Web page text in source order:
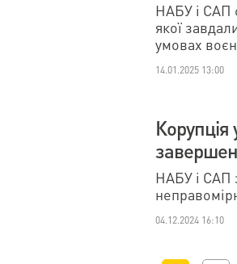
НАБУ і САП
якої
умовах
14.01.2025 13:00
Корупція
НАБУ і САП
04.12.2024 16:10